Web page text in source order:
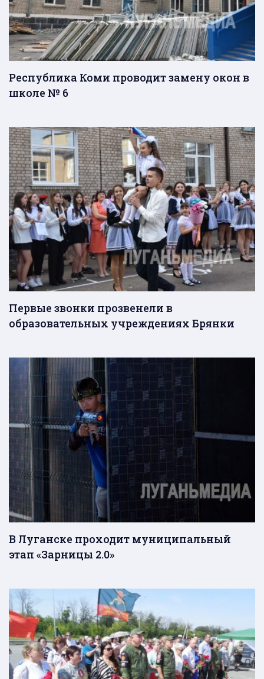
Республика Коми проводит замену окон в
школе № 6
Первые звонки прозвенели в
образовательных учреждениях Брянки
В Луганске проходит муниципальный
этап «Зарницы 2.0»